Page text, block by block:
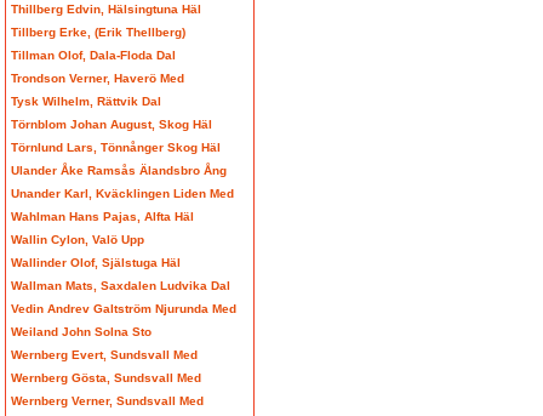
Thillberg Edvin, Hälsingtuna Häl
Tillberg Erke, (Erik Thellberg)
Tillman Olof, Dala-Floda Dal
Trondson Verner, Haverö Med
Tysk Wilhelm, Rättvik Dal
Törnblom Johan August, Skog Häl
Törnlund Lars, Tönnånger Skog Häl
Ulander Åke Ramsås Älandsbro Ång
Unander Karl, Kväcklingen Liden Med
Wahlman Hans Pajas, Alfta Häl
Wallin Cylon, Valö Upp
Wallinder Olof, Själstuga Häl
Wallman Mats, Saxdalen Ludvika Dal
Vedin Andrev Galtström Njurunda Med
Weiland John Solna Sto
Wernberg Evert, Sundsvall Med
Wernberg Gösta, Sundsvall Med
Wernberg Verner, Sundsvall Med